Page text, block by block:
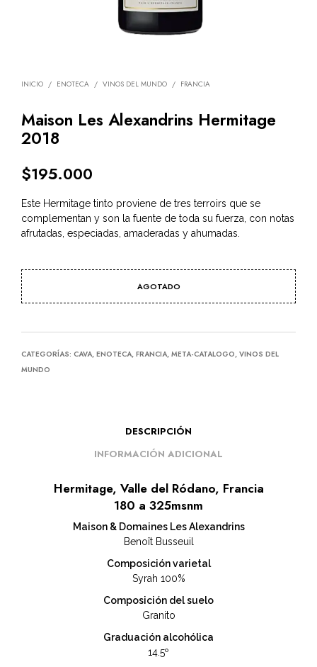
INICIO / ENOTECA / VINOS DEL MUNDO / FRANCIA
Maison Les Alexandrins Hermitage
2018
$195.000
Este Hermitage tinto proviene de tres terroirs que se
complementan y son la fuente de toda su fuerza, con notas
afrutadas, especiadas, amaderadas y ahumadas.
AGOTADO
CATEGORÍAS: CAVA, ENOTECA, FRANCIA, META-CATALOGO, VINOS DEL
MUNDO
DESCRIPCIÓN
INFORMACIÓN ADICIONAL
Hermitage, Valle del Ródano, Francia
180 a 325msnm
Maison & Domaines Les Alexandrins
Benoît Busseuil
Composición varietal
Syrah 100%
Composición del suelo
Granito
Graduación alcohólica
14.5º